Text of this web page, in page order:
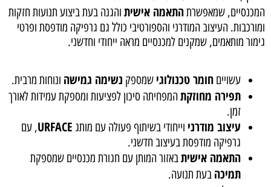
המכנסיים, שמאפשרתהתאמה אישית והגנה בעת ביצוע תנועות חזקות
ומורכבות. העיצוב המודרני והספורטיבי כולל גם גרפיקה מודפסת ופרטי
גימור מותאמים, שמקנים למכנסיים מראה ייחודי וחדשני.
עשויים חומר טכנולוגי שמספק נשימה גמישה ונוחות מרבית.
תפירה מחוזקתהמפחיתה סיכון לפציעות ומספקת עמידות לאורך
זמן.
עיצוב מודרני וייחודי בשיתוף פעולה עם מותג URFACE, עם
גרפיקה מודפסת בעיצוב חדשני.
התאמה אישיתבאזור המותן עם חגורת מכנסיים שמספקת
תמיכה בעת תנועה.